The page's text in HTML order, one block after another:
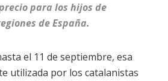
para los hijos de
de España.
el 11 de septiembre, esa
utilizada por los catalanistas